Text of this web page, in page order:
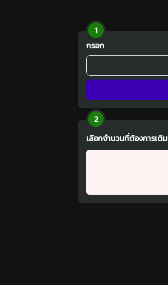
1
กรอก
2
เลือกจำนวนที่ต้องการเติม